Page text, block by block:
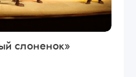
слоненок»